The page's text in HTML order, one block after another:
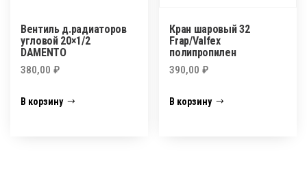
Вентиль д.радиаторов
угловой 20×1/2
DAMENTO
380,00 ₽
В корзину
Кран шаровый 32
Frap/Valfex
полипропилен
390,00₽
В корзину